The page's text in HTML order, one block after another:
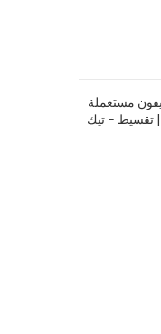
مستعملة
كسر زيرو 2026 | تقسيط – تيك